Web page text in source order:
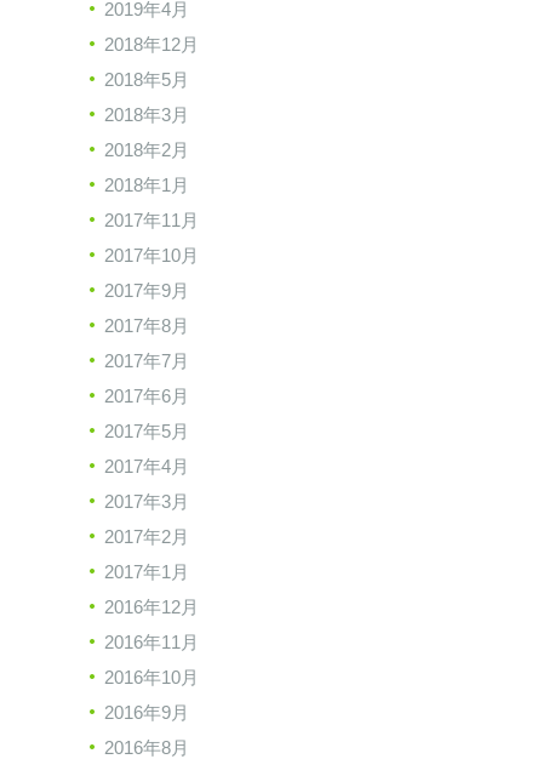
2019年4月
2018年12月
2018年5月
2018年3月
2018年2月
2018年1月
2017年11月
2017年10月
2017年9月
2017年8月
2017年7月
2017年6月
2017年5月
2017年4月
2017年3月
2017年2月
2017年1月
2016年12月
2016年11月
2016年10月
2016年9月
2016年8月